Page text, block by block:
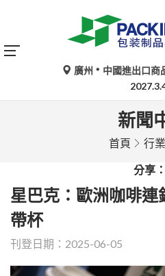
廣州 中國進出口商
新聞
首頁 行
分享：
星巴克：歐洲咖啡
帶杯
刊登日期：2025-06-05